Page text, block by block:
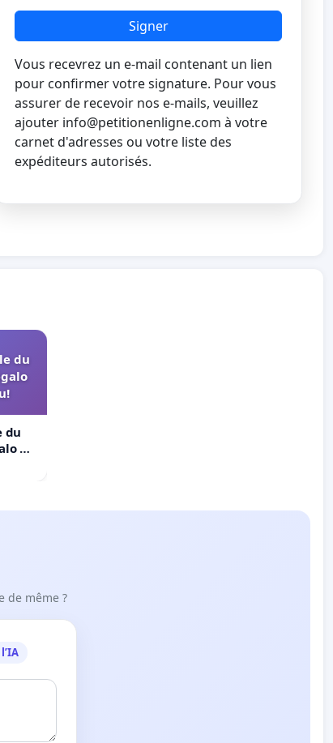
Signer
Vous recevrez un e-mail contenant un lien
pour confirmer votre signature. Pour vous
assurer de recevoir nos e-mails, veuillez
ajouter info@petitionenligne.com à votre
carnet d'adresses ou votre liste des
expéditeurs autorisés.
du
du
du
de même ?